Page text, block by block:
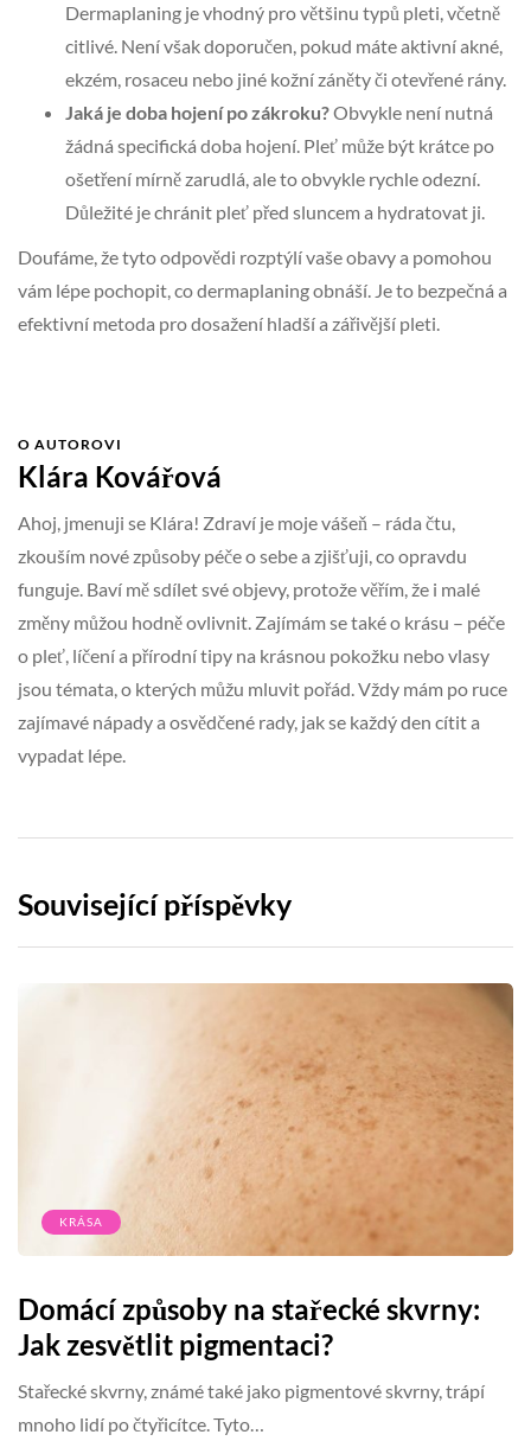
Dermaplaning je vhodný pro většinu typů pleti, včetně
citlivé. Není však doporučen, pokud máte aktivní akné,
ekzém, rosaceu nebo jiné kožní záněty či otevřené rány.
Jaká je doba hojení po zákroku?Obvykle není nutná
žádná specifická doba hojení. Pleť může být krátce po
ošetření mírně zarudlá, ale to obvykle rychle odezní.
Důležité je chránit pleť před sluncem a hydratovat ji.
Doufáme, že tyto odpovědi rozptýlí vaše obavy a pomohou
vám lépe pochopit, co dermaplaning obnáší. Je to bezpečná a
efektivní metoda pro dosažení hladší a zářivější pleti.
O AUTOROVI
Klára Kovářová
Ahoj, jmenuji se Klára! Zdraví je moje vášeň – ráda čtu,
zkouším nové způsoby péče o sebe a zjišťuji, co opravdu
funguje. Baví mě sdílet své objevy, protože věřím, že i malé
změny můžou hodně ovlivnit. Zajímám se také o krásu – péče
o pleť, líčení a přírodní tipy na krásnou pokožku nebo vlasy
jsou témata, o kterých můžu mluvit pořád. Vždy mám po ruce
zajímavé nápady a osvědčené rady, jak se každý den cítit a
vypadat lépe.
Související příspěvky
KRÁSA
Domácí způsoby na stařecké skvrny:
Jak zesvětlit pigmentaci?
Stařecké skvrny, známé také jako pigmentové skvrny, trápí
mnoho lidí po čtyřicítce. Tyto…